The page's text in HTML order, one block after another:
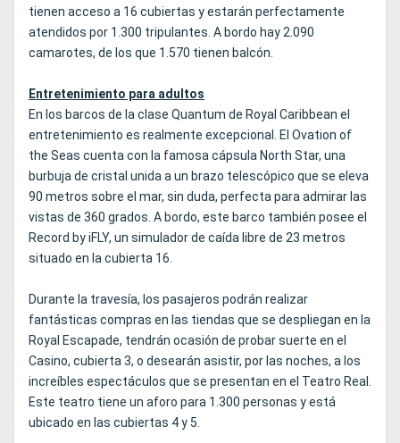
tienen acceso a 16 cubiertas y estarán perfectamente
atendidos por 1.300 tripulantes. A bordo hay 2.090
camarotes, de los que 1.570 tienen balcón.
Entretenimiento para adultos
En los barcos de la clase Quantum de Royal Caribbean el
entretenimiento es realmente excepcional. El Ovation of
the Seas cuenta con la famosa cápsula North Star, una
burbuja de cristal unida a un brazo telescópico que se eleva
90 metros sobre el mar, sin duda, perfecta para admirar las
vistas de 360 grados. A bordo, este barco también posee el
Record by iFLY, un simulador de caída libre de 23 metros
situado en la cubierta 16.
Durante la travesía, los pasajeros podrán realizar
fantásticas compras en las tiendas que se despliegan en la
Royal Escapade, tendrán ocasión de probar suerte en el
Casino, cubierta 3, o desearán asistir, por las noches, a los
increíbles espectáculos que se presentan en el Teatro Real.
Este teatro tiene un aforo para 1.300 personas y está
ubicado en las cubiertas 4 y 5.